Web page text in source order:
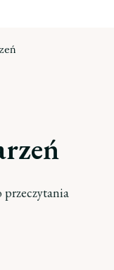
przeczytania